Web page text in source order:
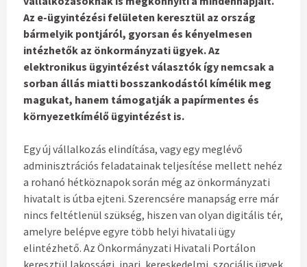
Az e-ügyintézési felületen keresztül az ország
bármelyik pontjáról, gyorsan és kényelmesen
intézhetők az önkormányzati ügyek. Az
elektronikus ügyintézést választók így nemcsak a
sorban állás miatti bosszankodástól kímélik meg
magukat, hanem támogatják a papírmentes és
környezetkímélő ügyintézést is.
Egy új vállalkozás elindítása, vagy egy meglévő
adminisztrációs feladatainak teljesítése mellett nehéz
a rohanó hétköznapok során még az önkormányzati
hivatalt is útba ejteni. Szerencsére manapság erre már
nincs feltétlenül szükség, hiszen van olyan digitális tér,
amelyre belépve egyre több helyi hivatali ügy
elintézhető. Az Önkormányzati Hivatali Portálon
keresztül lakossági, ipari, kereskedelmi, szociális ügyek